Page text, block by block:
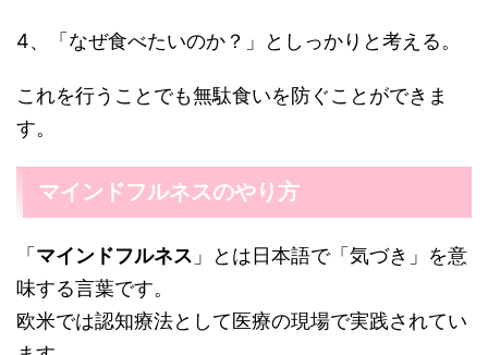
4、「なぜ食べたいのか？」としっかりと考える。
これを行うことでも無駄食いを防ぐことができま
す。
マインドフルネスのやり方
「 マインドフルネス 」とは日本語で「気づき」を意
味する言葉です。
欧米では認知療法として医療の現場で実践されてい